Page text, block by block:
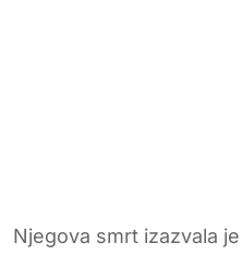
Njegova smrt izazvala